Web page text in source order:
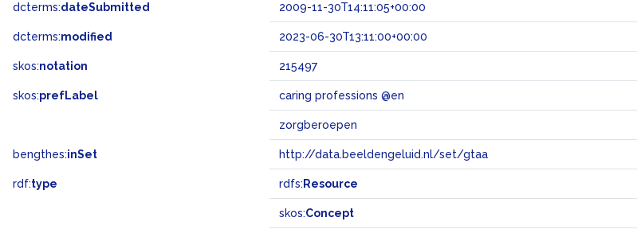
dcterms:dateSubmitted 2009-11-30T14:11:05+00:00
dcterms:modified 2023-06-30T13:11:00+00:00
skos:notation 215497
skos:prefLabel caring professions @en
zorgberoepen
bengthes:inSet http://data.beeldengeluid.nl/set/gtaa
rdf:type rdfs: Resource
skos:Concept